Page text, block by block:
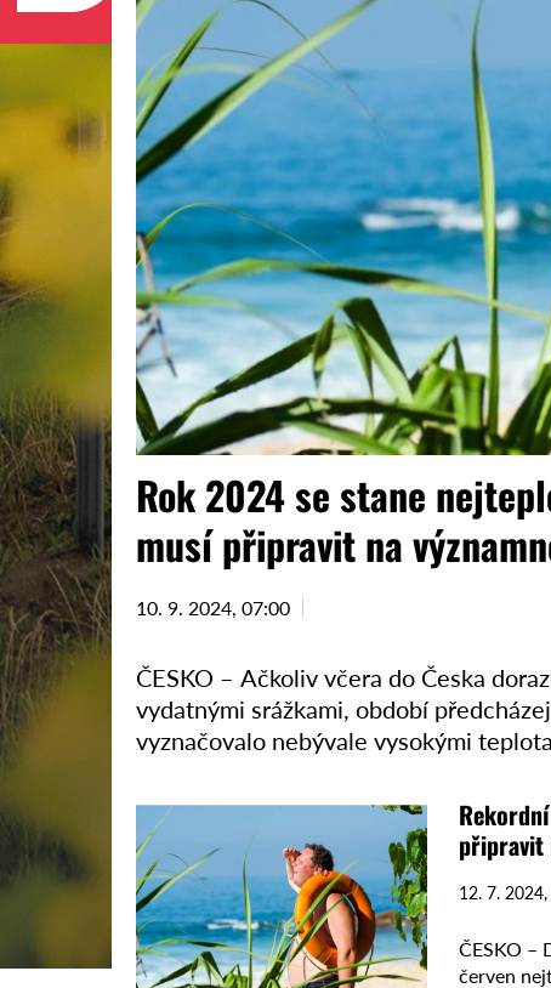
Rok 2024 se stane
musí připravit na
10. 9. 2024, 07:00
ČESKO – Ačkoliv včera do Česka
vydatnými srážkami, období
vyznačovalo nebývale vysokými
připravit
12. 7.
ČESKO –
červen